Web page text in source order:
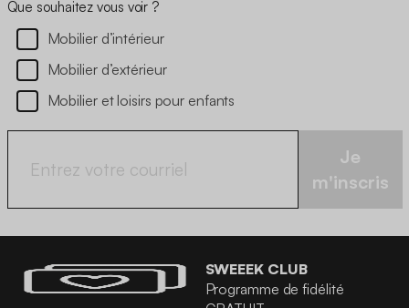
Que souhaitez vous voir ?
Mobilier d’intérieur
Mobilier d’extérieur
Mobilier et loisirs pour enfants
Je
m'inscris
SWEEEK CLUB
Programme de fidélité